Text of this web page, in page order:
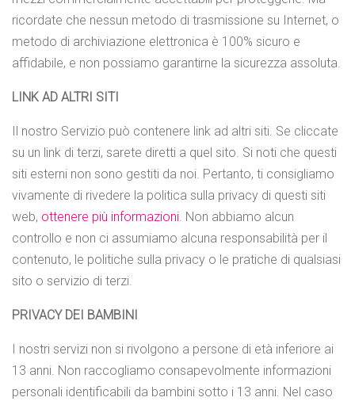
ricordate che nessun metodo di trasmissione su Internet, o
metodo di archiviazione elettronica è 100% sicuro e
affidabile, e non possiamo garantirne la sicurezza assoluta.
LINK AD ALTRI SITI
Il nostro Servizio può contenere link ad altri siti. Se cliccate
su un link di terzi, sarete diretti a quel sito. Si noti che questi
siti esterni non sono gestiti da noi. Pertanto, ti consigliamo
vivamente di rivedere la politica sulla privacy di questi siti
web, ottenere più informazioni. Non abbiamo alcun
controllo e non ci assumiamo alcuna responsabilità per il
contenuto, le politiche sulla privacy o le pratiche di qualsiasi
sito o servizio di terzi.
PRIVACY DEI BAMBINI
I nostri servizi non si rivolgono a persone di età inferiore ai
13 anni. Non raccogliamo consapevolmente informazioni
personali identificabili da bambini sotto i 13 anni. Nel caso